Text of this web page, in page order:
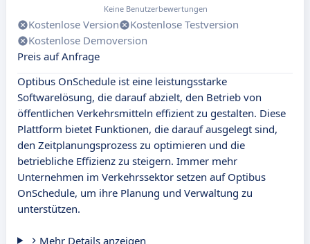
Keine Benutzerbewertungen
Kostenlose Version
Kostenlose Testversion
Kostenlose Demoversion
Preis auf Anfrage
Optibus OnSchedule ist eine leistungsstarke
Softwarelösung, die darauf abzielt, den Betrieb von
öffentlichen Verkehrsmitteln effizient zu gestalten. Diese
Plattform bietet Funktionen, die darauf ausgelegt sind,
den Zeitplanungsprozess zu optimieren und die
betriebliche Effizienz zu steigern. Immer mehr
Unternehmen im Verkehrssektor setzen auf Optibus
OnSchedule, um ihre Planung und Verwaltung zu
unterstützen.
Mehr Details anzeigen